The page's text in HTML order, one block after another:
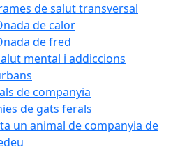
de salut transversal
de calor
de fred
mental i addiccions
de companyia
de gats ferals
un animal de companyia de